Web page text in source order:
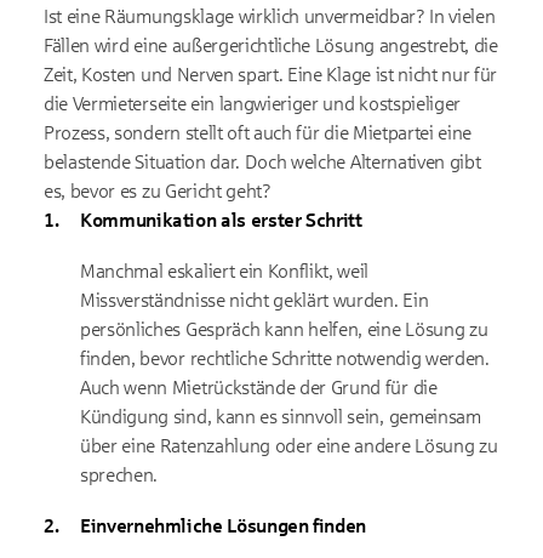
Ist eine Räumungsklage wirklich unvermeidbar? In vielen
Fällen wird eine außergerichtliche Lösung angestrebt, die
Zeit, Kosten und Nerven spart. Eine Klage ist nicht nur für
die Vermieterseite ein langwieriger und kostspieliger
Prozess, sondern stellt oft auch für die Mietpartei eine
belastende Situation dar. Doch welche Alternativen gibt
es, bevor es zu Gericht geht?
Kommunikation als erster Schritt
Manchmal eskaliert ein Konflikt, weil
Missverständnisse nicht geklärt wurden. Ein
persönliches Gespräch kann helfen, eine Lösung zu
finden, bevor rechtliche Schritte notwendig werden.
Auch wenn Mietrückstände der Grund für die
Kündigung sind, kann es sinnvoll sein, gemeinsam
über eine Ratenzahlung oder eine andere Lösung zu
sprechen.
Einvernehmliche Lösungen finden